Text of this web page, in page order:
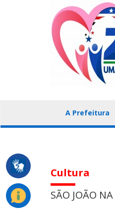
A Prefeitura
Cultura
SÃO JOÃO